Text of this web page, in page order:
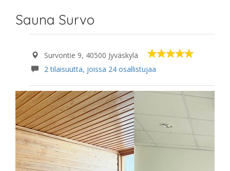
Sauna Survo
Survontie 9, 40500 Jyväskylä
2 tilaisuutta, joissa 24 osallistujaa
Previous Next